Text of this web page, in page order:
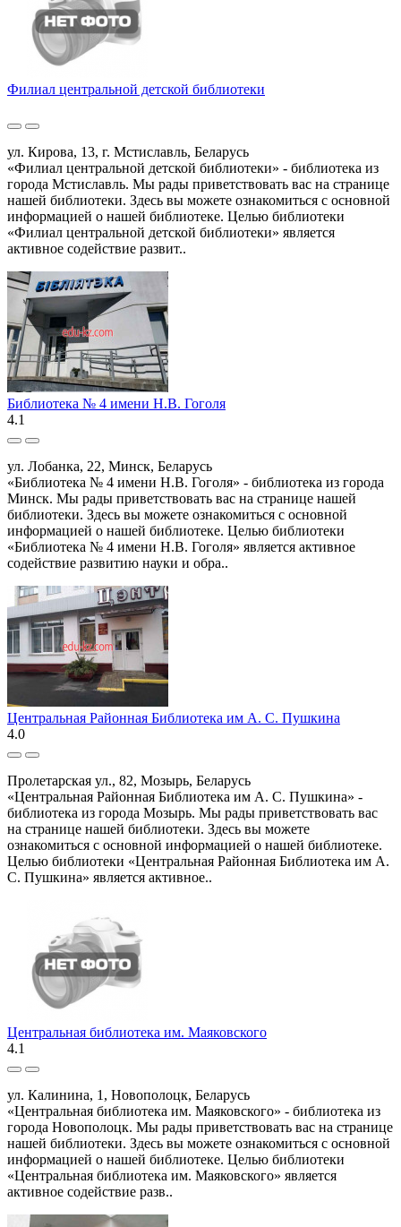
Филиал центральной детской библиотеки
ул. Кирова, 13, г. Мстиславль, Беларусь
«Филиал центральной детской библиотеки» - библиотека из
города Мстиславль. Мы рады приветствовать вас на странице
нашей библиотеки. Здесь вы можете ознакомиться с основной
информацией о нашей библиотеке. Целью библиотеки
«Филиал центральной детской библиотеки» является
активное содействие развит..
Библиотека № 4 имени Н.В. Гоголя
4.1
ул. Лобанка, 22, Минск, Беларусь
«Библиотека № 4 имени Н.В. Гоголя» - библиотека из города
Минск. Мы рады приветствовать вас на странице нашей
библиотеки. Здесь вы можете ознакомиться с основной
информацией о нашей библиотеке. Целью библиотеки
«Библиотека № 4 имени Н.В. Гоголя» является активное
содействие развитию науки и обра..
Центральная Районная Библиотека им А. С. Пушкина
4.0
Пролетарская ул., 82, Мозырь, Беларусь
«Центральная Районная Библиотека им А. С. Пушкина» -
библиотека из города Мозырь. Мы рады приветствовать вас
на странице нашей библиотеки. Здесь вы можете
ознакомиться с основной информацией о нашей библиотеке.
Целью библиотеки «Центральная Районная Библиотека им А.
С. Пушкина» является активное..
Центральная библиотека им. Маяковского
4.1
ул. Калинина, 1, Новополоцк, Беларусь
«Центральная библиотека им. Маяковского» - библиотека из
города Новополоцк. Мы рады приветствовать вас на странице
нашей библиотеки. Здесь вы можете ознакомиться с основной
информацией о нашей библиотеке. Целью библиотеки
«Центральная библиотека им. Маяковского» является
активное содействие разв..